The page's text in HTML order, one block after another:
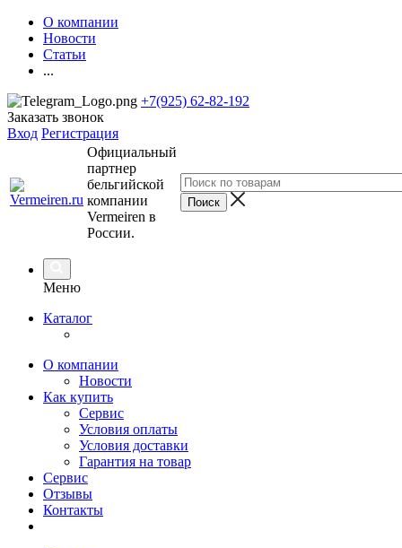
О компании
Новости
Статьи
...
+7(925) 62-82-192
Заказать звонок
Вход Регистрация
Официальный
партнер
бельгийской
компании
Vermeiren в
России.
Меню
Каталог
О компании
Новости
Как купить
Сервис
Условия оплаты
Условия доставки
Гарантия на товар
Сервис
Отзывы
Контакты